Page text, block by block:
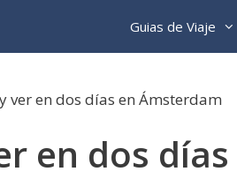
Guias de Viaje
ver en dos días en Ámsterdam
en dos días